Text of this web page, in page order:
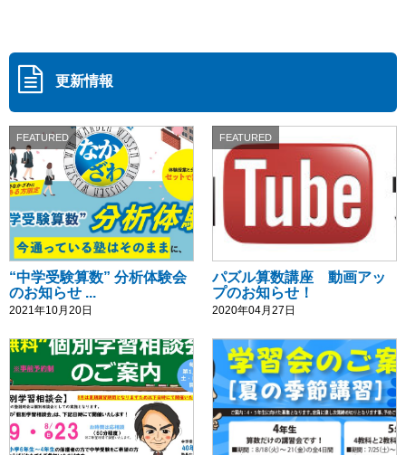
更新情報
FEATURED
“中学受験算数” 分析体験会
のお知らせ ...
2021年10月20日
FEATURED
パズル算数講座 動画アッ
プのお知らせ！
2020年04月27日